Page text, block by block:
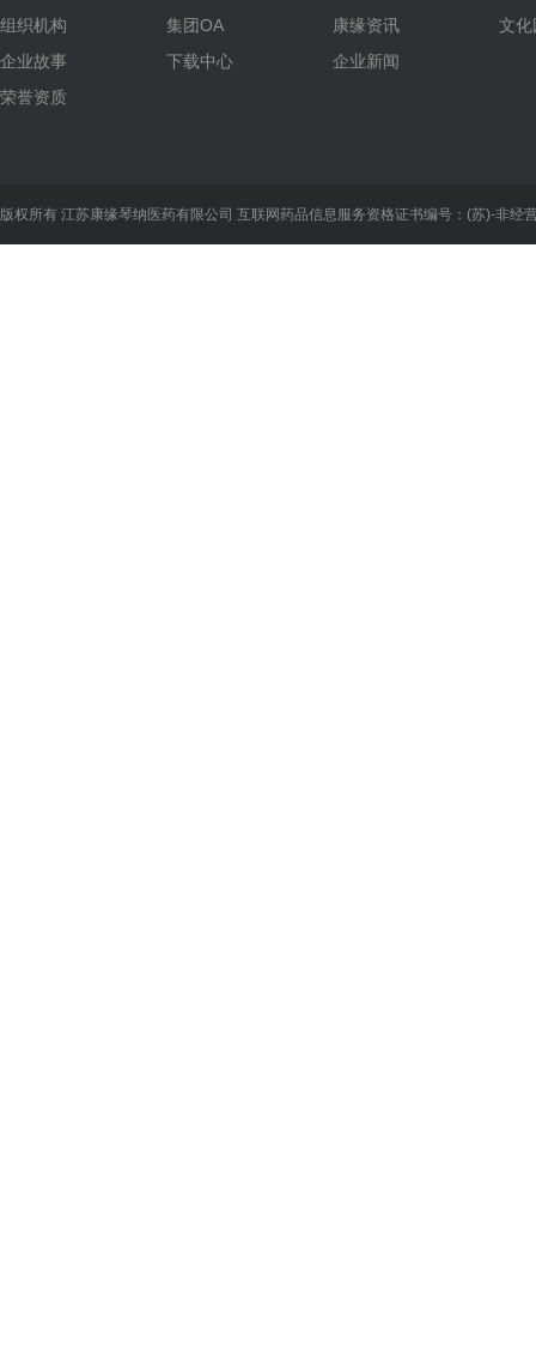
组织机构
企业故事
荣誉资质
集团OA
下载中心
康缘资讯
企业新闻
文化
版权所有 江苏康缘琴纳医药有限公司 互联网药品信息服务资格证书编号：(苏)-非经